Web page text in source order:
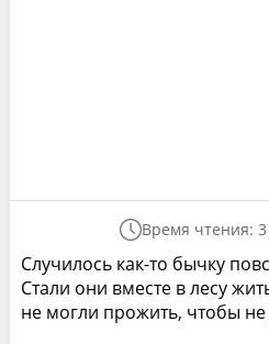
Время чтения:
Случилось как-то бычку
Стали они вместе в лесу
не могли прожить, чтобы не